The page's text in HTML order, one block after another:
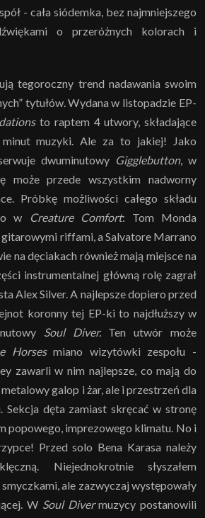
- cała siódemka, bez najmniejszego
o przeróżnych kolorach i
tegoroczny trend nadawania swoim
tytułów. Wydana w listopadzie EP-
to raptem 4 utwory, składające
muzyki. Ale za to jakiej! Jako
dwuminutowy Gigglebutton, w
może przede wszystkim nadworny
Próbkę możliwości całego składu
w
Creature Comfort: Tom Monda
riffami, a Salvatore Marrano
na dęciakach również mają miejsce na
instrumentalnej główną rolę zagrał
Alex Silver. A najlepsze dopiero przed
koronny tej EP-ki to najdłuższy w
Soul Diver.Ten utwór może
Horsesmiano wizytówki zespołu -
zawarli w nim najlepsze, co mają do
galop i żar, ale i przestrzeń dla
Sekcja dęta zamiast skręcać w stronę
popowego, imprezowego klimatu. No i
Przed solo Bena Karasa należy
Niejednokrotnie słyszałem
ale zazwyczaj występowały
W Soul Divermuzycy postanowili